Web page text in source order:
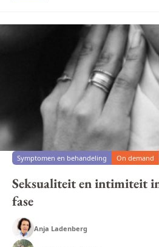
Symptomen en behandeling On demand
Seksualiteit en intimiteit
fase
Anja Ladenberg